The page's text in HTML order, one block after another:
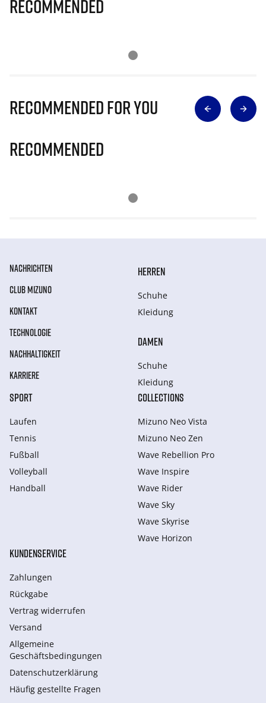
Recommended
Recommended for you
Recommended
NACHRICHTEN
CLUB MIZUNO
KONTAKT
TECHNOLOGIE
NACHHALTIGKEIT
KARRIERE
HERREN
Schuhe
Kleidung
DAMEN
Schuhe
Kleidung
SPORT
Laufen
Tennis
Fußball
Volleyball
Handball
COLLECTIONS
Mizuno Neo Vista
Mizuno Neo Zen
Wave Rebellion Pro
Wave Inspire
Wave Rider
Wave Sky
Wave Skyrise
Wave Horizon
KUNDENSERVICE
Zahlungen
Rückgabe
Vertrag widerrufen
Versand
Allgemeine
Geschäftsbedingungen
Datenschutzerklärung
Häufig gestellte Fragen